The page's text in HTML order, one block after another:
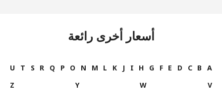
أسعار أخرى رائعة
A
B
C
D
E
F
G
H
I
J
K
L
M
N
O
P
Q
R
S
T
U
V
W
Y
Z